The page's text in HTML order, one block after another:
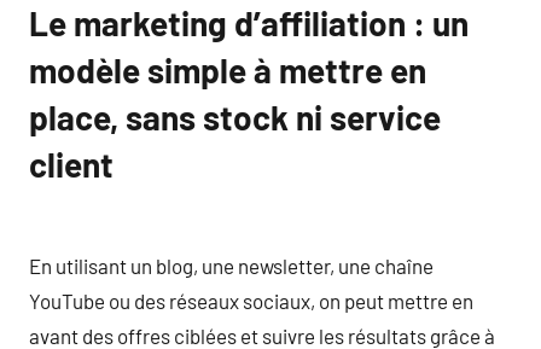
Le marketing d’affiliation : un
modèle simple à mettre en
place, sans stock ni service
client
En utilisant un blog, une newsletter, une chaîne
YouTube ou des réseaux sociaux, on peut mettre en
avant des offres ciblées et suivre les résultats grâce à